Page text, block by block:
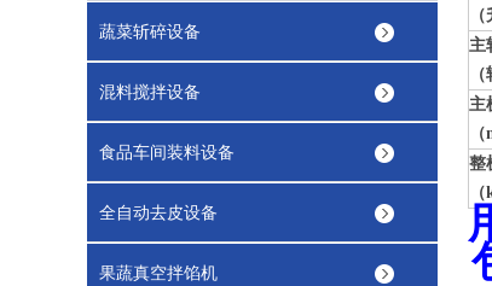
蔬菜斩碎设备
混料搅拌设备
食品车间装料设备
全自动去皮设备
果蔬真空拌馅机
（
主
主
整
（